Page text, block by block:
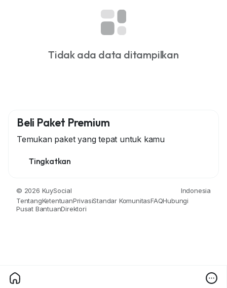
Tidak ada data ditampilkan
Beli Paket Premium
Temukan paket yang tepat untuk kamu
Tingkatkan
© 2026 KuySocial
Indonesia
TentangKetentuanPrivasiStandar KomunitasFAQHubungi
Pusat BantuanDirektori